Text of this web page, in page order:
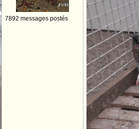
7892 messages postés